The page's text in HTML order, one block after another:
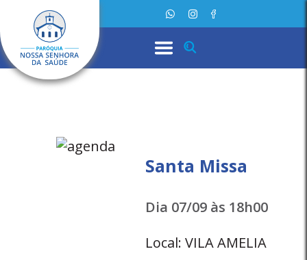
Santa Missa
Dia 07/09 às 18h00
Local: VILA AMELIA